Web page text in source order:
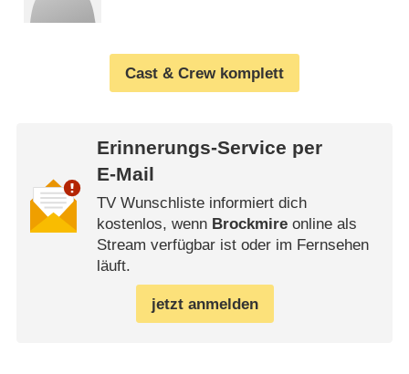
Cast & Crew komplett
Erinnerungs-Service per
E-Mail
TV Wunschliste informiert dich
kostenlos, wenn Brockmireonline als
Stream verfügbar ist oder im Fernsehen
läuft.
jetzt anmelden